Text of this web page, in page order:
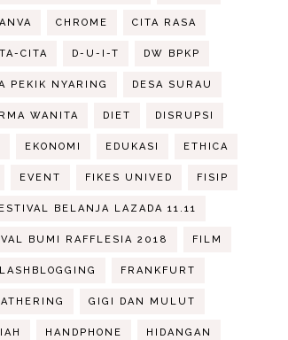
CHROME CITA RASA
CITA D-U-I-T DW BPKP
PEKIK NYARING DESA SURAU
WANITA DIET DISRUPSI
EKONOMI EDUKASI ETHICA
EVENT FIKES UNIVED FISIP
BELANJA LAZADA 11.11
BUMI RAFFLESIA 2018 FILM
FRANKFURT
GIGI DAN MULUT
HANDPHONE HIDANGAN